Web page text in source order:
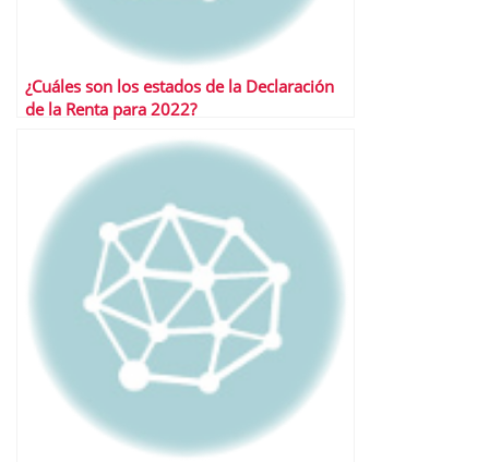
¿Cuáles son los estados de la Declaración
de la Renta para 2022?